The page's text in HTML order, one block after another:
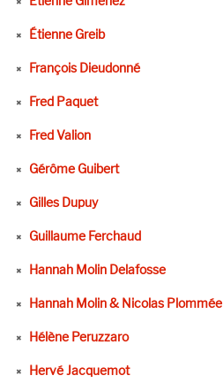
Étienne Greib
François Dieudonné
Fred Paquet
Fred Valion
Gérôme Guibert
Gilles Dupuy
Guillaume Ferchaud
Hannah Molin Delafosse
Hannah Molin & Nicolas Plommée
Hélène Peruzzaro
Hervé Jacquemot